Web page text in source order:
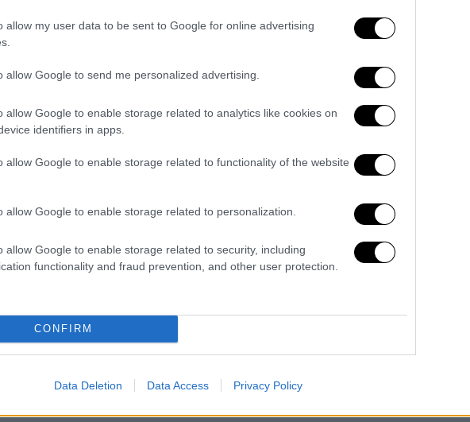
allow my user data to be sent to Google for online advertising
allow Google to send me personalized advertising.
allow Google to enable storage related to analytics like cookies on
identifiers in apps.
allow Google to enable storage related to functionality of the website
allow Google to enable storage related to personalization.
allow Google to enable storage related to security, including
functionality and fraud prevention, and other user protection.
CONFIRM
Data Deletion Data Access Privacy Policy
, αναλυτής στο κέντρο σκέψηςCenter for
αντί για στρατιωτικές
αποσταθεροποίηση της νέας συριακής
άμεση πίεση στη συριακή διοίκηση
η προτεραιότητα τηςΤουρκίαςείναι
πολιτικής μετάβασης στη
διαπραγματεύσεις και θα
Συρίας.
Συρία» του Ατλαντικού Συμβουλίου
προτιμά το YPG να καταθέσει τα όπλα»,
στρατηγικό στοίχημα της